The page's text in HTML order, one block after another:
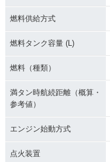
燃料供給方式
燃料タンク容量 (L)
燃料（種類）
満タン時航続距離（概算・
参考値）
エンジン始動方式
点火装置